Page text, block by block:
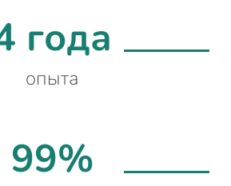
года
опыта
99%